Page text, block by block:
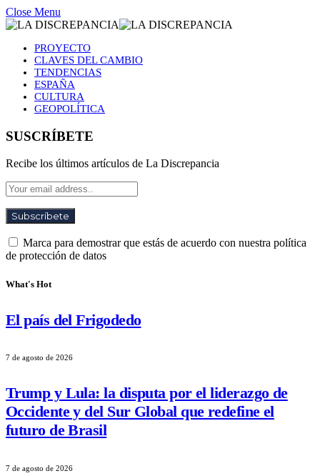
Close Menu
PROYECTO
CLAVES DEL CAMBIO
TENDENCIAS
ESPAÑA
CULTURA
GEOPOLÍTICA
SUSCRÍBETE
Recibe los últimos artículos de La Discrepancia
Marca para demostrar que estás de acuerdo con nuestra política
de protección de datos
What's Hot
El país del Frigodedo
7 de agosto de 2026
Trump y Lula: la disputa por el liderazgo de
Occidente y del Sur Global que redefine el
futuro de Brasil
7 de agosto de 2026